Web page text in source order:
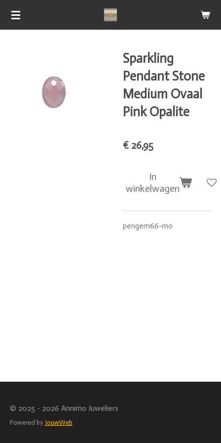
Ga
Sparkling
Pendant Stone
Medium Ovaal
Pink Opalite
€ 26,95
In
winkelwagen
pengem66-mo
© 2025 - 2026 Annimo Juweliers
Powered by JouwWeb